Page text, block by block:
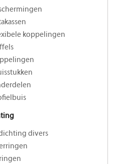
koppelingen
divers